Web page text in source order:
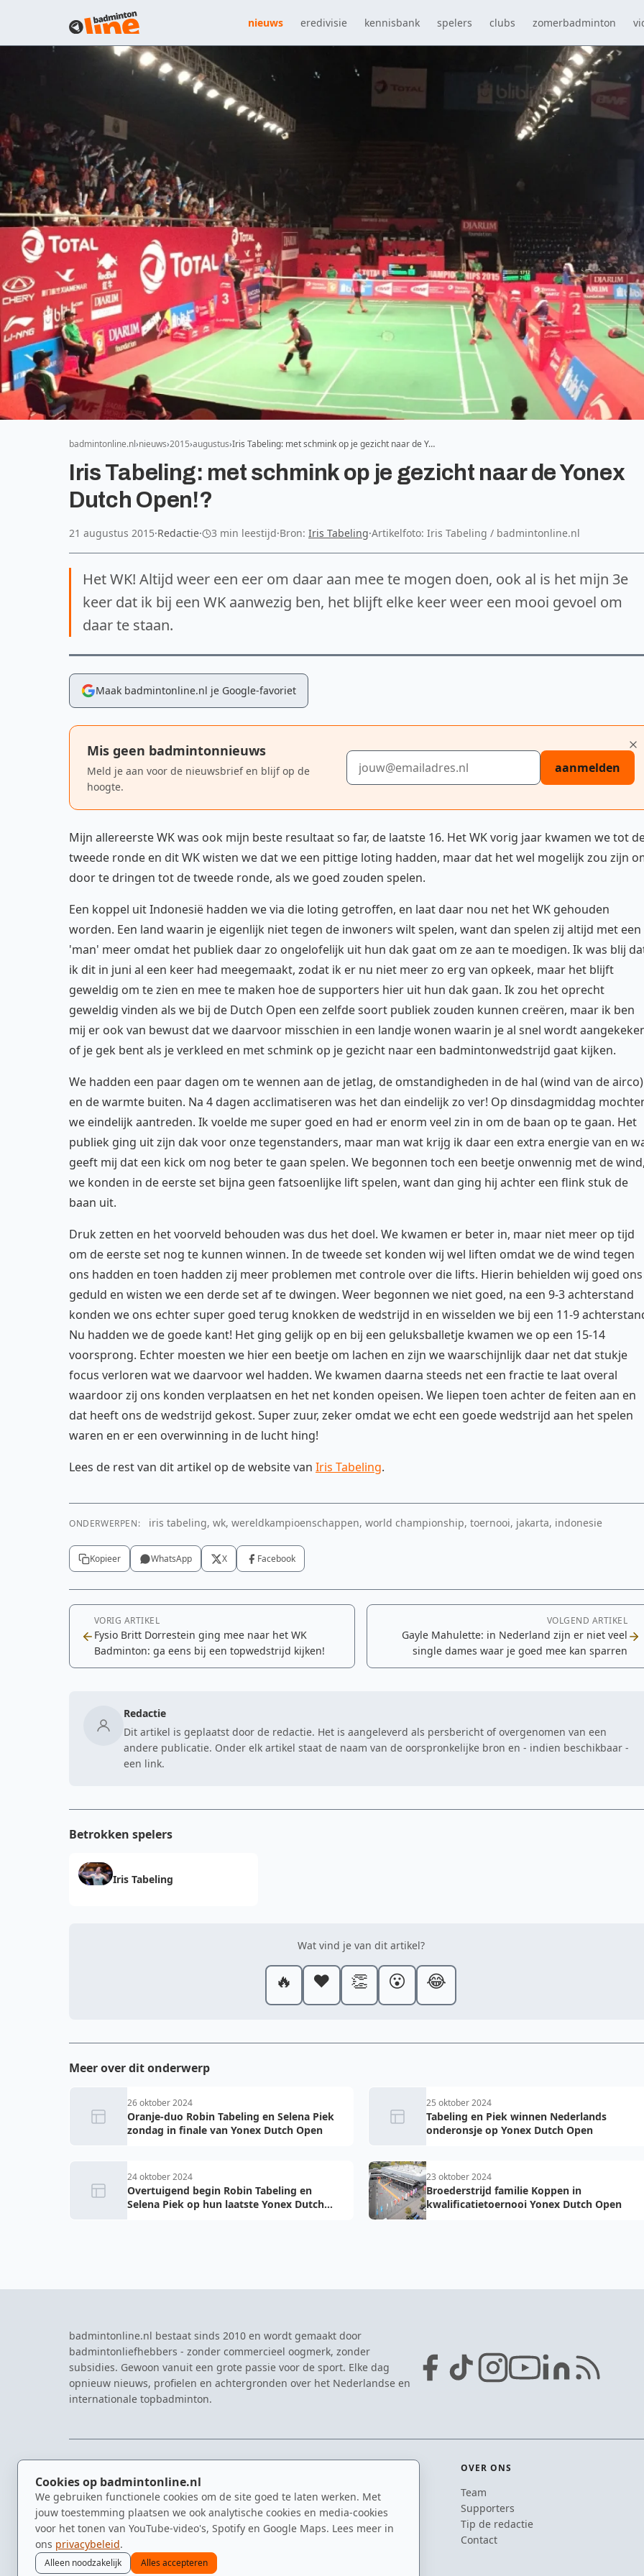
Cookies op badmintonline.nl
We gebruiken functionele cookies om de site goed te laten werken. Met
jouw toestemming plaatsen we ook analytische cookies en media-cookies
voor het tonen van YouTube-video's, Spotify en Google Maps. Lees meer in
ons privacybeleid.
Alleen noodzakelijk Alles accepteren
nieuws eredivisie kennisbank spelers clubs zomerbadminton
badmintonline.nl nieuws 2015 augustus Iris Tabeling: met schmink op je gezicht naar de Y…
Iris Tabeling: met schmink op je gezicht naar de Yonex
Dutch Open!?
21 augustus 2015·Redactie· 3 min leestijd·Bron: Iris Tabeling·Artikelfoto: Iris Tabeling / badmintonline.nl
Het WK! Altijd weer een eer om daar aan mee te mogen doen, ook al is het mijn 3e
keer dat ik bij een WK aanwezig ben, het blijft elke keer weer een mooi gevoel om
daar te staan.
Maak badmintonline.nl je Google-favoriet
Mis geen badmintonnieuws
Meld je aan voor de nieuwsbrief en blijf op de
hoogte.
E-mailadres
aanmelden
Mijn allereerste WK was ook mijn beste resultaat so far, de laatste 16. Het WK vorig jaar kwamen we tot
tweede ronde en dit WK wisten we dat we een pittige loting hadden, maar dat het wel mogelijk zou zijn
door te dringen tot de tweede ronde, als we goed zouden spelen.
Een koppel uit Indonesië hadden we via die loting getroffen, en laat daar nou net het WK gehouden
worden. Een land waarin je eigenlijk niet tegen de inwoners wilt spelen, want dan spelen zij altijd met een
'man' meer omdat het publiek daar zo ongelofelijk uit hun dak gaat om ze aan te moedigen. Ik was blij
ik dit in juni al een keer had meegemaakt, zodat ik er nu niet meer zo erg van opkeek, maar het blijft
geweldig om te zien en mee te maken hoe de supporters hier uit hun dak gaan. Ik zou het oprecht
geweldig vinden als we bij de Dutch Open een zelfde soort publiek zouden kunnen creëren, maar ik ben
mij er ook van bewust dat we daarvoor misschien in een landje wonen waarin je al snel wordt
of je gek bent als je verkleed en met schmink op je gezicht naar een badmintonwedstrijd gaat kijken.
We hadden een paar dagen om te wennen aan de jetlag, de omstandigheden in de hal (wind van de airco)
en de warmte buiten. Na 4 dagen acclimatiseren was het dan eindelijk zo ver! Op dinsdagmiddag
we eindelijk aantreden. Ik voelde me super goed en had er enorm veel zin in om de baan op te gaan. Het
publiek ging uit zijn dak voor onze tegenstanders, maar man wat krijg ik daar een extra energie van en
geeft mij dat een kick om nog beter te gaan spelen. We begonnen toch een beetje onwennig met de
we konden in de eerste set bijna geen fatsoenlijke lift spelen, want dan ging hij achter een flink stuk de
baan uit.
Druk zetten en het voorveld behouden was dus het doel. We kwamen er beter in, maar niet meer op tijd
om de eerste set nog te kunnen winnen. In de tweede set konden wij wel liften omdat we de wind tegen
ons hadden en toen hadden zij meer problemen met controle over die lifts. Hierin behielden wij goed ons
geduld en wisten we een derde set af te dwingen. Weer begonnen we niet goed, na een 9-3 achterstand
konden we ons echter super goed terug knokken de wedstrijd in en wisselden we bij een 11-9
Nu hadden we de goede kant! Het ging gelijk op en bij een geluksballetje kwamen we op een 15-14
voorsprong. Echter moesten we hier een beetje om lachen en zijn we waarschijnlijk daar net dat stukje
focus verloren wat we daarvoor wel hadden. We kwamen daarna steeds net een fractie te laat overal
waardoor zij ons konden verplaatsen en het net konden opeisen. We liepen toen achter de feiten aan en
dat heeft ons de wedstrijd gekost. Super zuur, zeker omdat we echt een goede wedstrijd aan het spelen
waren en er een overwinning in de lucht hing!
Lees de rest van dit artikel op de website van Iris Tabeling.
ONDERWERPEN: iris tabeling, wk, wereldkampioenschappen, world championship, toernooi, jakarta, indonesie
Kopieer WhatsApp X Facebook
VORIG ARTIKEL
Fysio Britt Dorrestein ging mee naar het WK
Badminton: ga eens bij een topwedstrijd kijken!
VOLGEND ARTIKEL
Gayle Mahulette: in Nederland zijn er niet veel
single dames waar je goed mee kan sparren
Redactie
Dit artikel is geplaatst door de redactie. Het is aangeleverd als persbericht of overgenomen van een
andere publicatie. Onder elk artikel staat de naam van de oorspronkelijke bron en - indien beschikbaar -
een link.
Betrokken spelers
Iris Tabeling
Wat vind je van dit artikel?
🔥 ❤️ 👏 😮 😂
Meer over dit onderwerp
26 oktober 2024
Oranje-duo Robin Tabeling en Selena Piek
zondag in finale van Yonex Dutch Open
25 oktober 2024
Tabeling en Piek winnen Nederlands
onderonsje op Yonex Dutch Open
24 oktober 2024
Overtuigend begin Robin Tabeling en
Selena Piek op hun laatste Yonex Dutch
23 oktober 2024
Broederstrijd familie Koppen in
kwalificatietoernooi Yonex Dutch Open
badmintonline.nl bestaat sinds 2010 en wordt gemaakt door
badmintonliefhebbers - zonder commercieel oogmerk, zonder
subsidies. Gewoon vanuit een grote passie voor de sport. Elke dag
opnieuw nieuws, profielen en achtergronden over het Nederlandse en
internationale topbadminton.
Nieuws
Kennisbank
Spelers
Clubs
Video's
Eredivisie
NK Badminton
Dutch Open
Zomerbadminton
OVER ONS
Team
Supporters
Tip de redactie
Contact